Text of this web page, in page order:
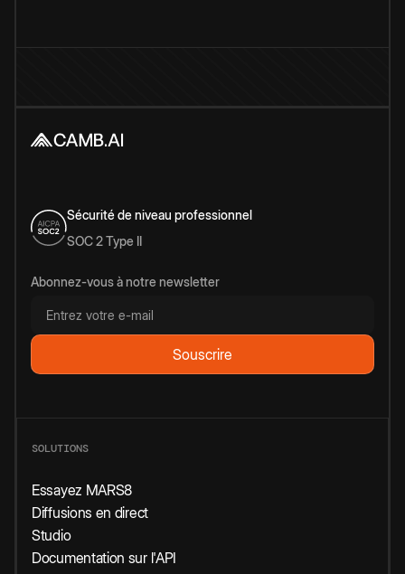
Sécurité de niveau professionnel
SOC 2 Type II
Abonnez-vous à notre newsletter
SOLUTIONS
Essayez MARS8
Diffusions en direct
Studio
Documentation sur l'API